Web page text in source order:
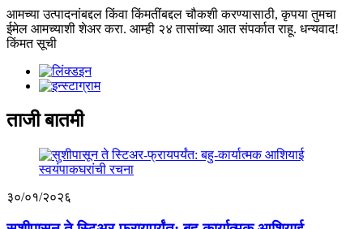
आमच्या उत्पादनांबद्दल किंवा किंमतींबद्दल चौकशी करण्यासाठी, कृपया तुमचा
ईमेल आमच्याशी शेअर करा. आम्ही २४ तासांच्या आत संपर्कात राहू. धन्यवाद!
किंमत सूची
ताजी बातमी
३०/०१/२०२६